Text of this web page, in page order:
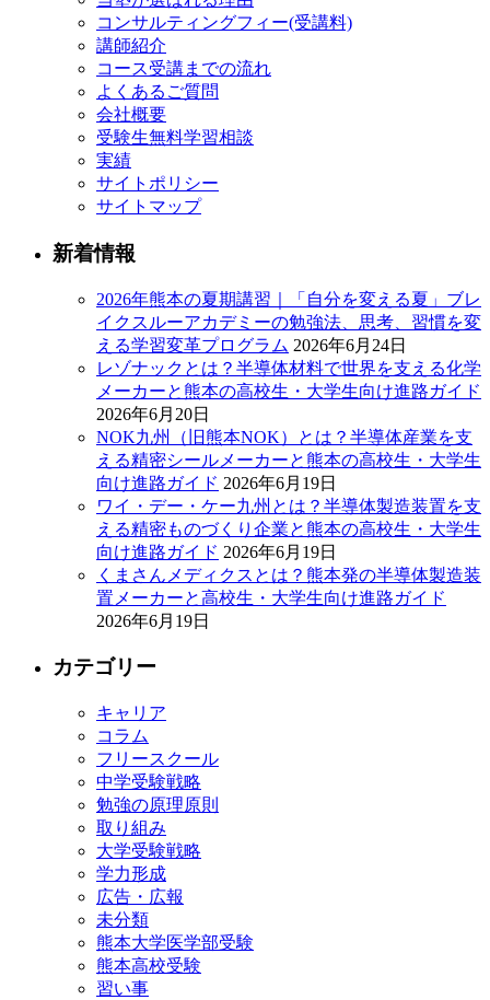
コンサルティングフィー(受講料)
講師紹介
コース受講までの流れ
よくあるご質問
会社概要
受験生無料学習相談
実績
サイトポリシー
サイトマップ
新着情報
2026年熊本の夏期講習｜「自分を変える夏」ブレ
イクスルーアカデミーの勉強法、思考、習慣を変
える学習変革プログラム 2026年6月24日
レゾナックとは？半導体材料で世界を支える化学
メーカーと熊本の高校生・大学生向け進路ガイド
2026年6月20日
NOK九州（旧熊本NOK）とは？半導体産業を支
える精密シールメーカーと熊本の高校生・大学生
向け進路ガイド 2026年6月19日
ワイ・デー・ケー九州とは？半導体製造装置を支
える精密ものづくり企業と熊本の高校生・大学生
向け進路ガイド 2026年6月19日
くまさんメディクスとは？熊本発の半導体製造装
置メーカーと高校生・大学生向け進路ガイド
2026年6月19日
カテゴリー
キャリア
コラム
フリースクール
中学受験戦略
勉強の原理原則
取り組み
大学受験戦略
学力形成
広告・広報
未分類
熊本大学医学部受験
熊本高校受験
習い事